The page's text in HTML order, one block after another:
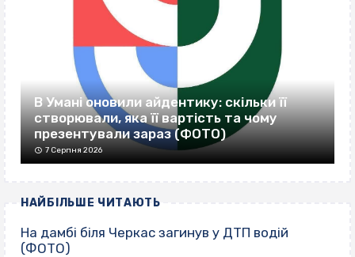
В Умані оновили айдентику: скільки її
створювали, яка її вартість та чому
презентували зараз (ФОТО)
7 Серпня 2026
НАЙБІЛЬШЕ ЧИТАЮТЬ
На дамбі біля Черкас загинув у ДТП водій
(ФОТО)